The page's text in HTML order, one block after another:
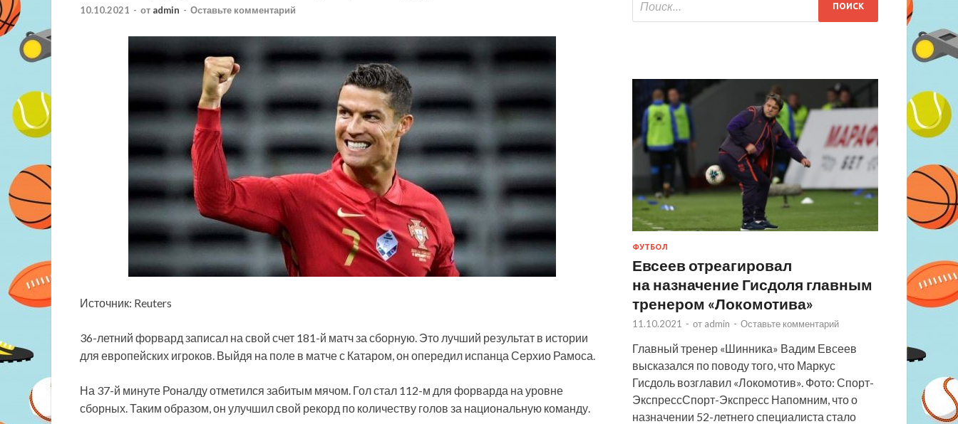
10.10.2021 - от admin - Оставьте комментарий
Источник: Reuters
36-летний форвард записал на свой счет 181-й матч за сборную. Это лучший результат в истории
для европейских игроков. Выйдя на поле в матче с Катаром, он опередил испанца Серхио Рамоса.
На 37-й минуте Роналду отметился забитым мячом. Гол стал 112-м для форварда на уровне
сборных. Таким образом, он улучшил свой рекорд по количеству голов за национальную команду.
ФУТБОЛ
Евсеев отреагировал
на назначение Гисдоля главным
тренером «Локомотива»
11.10.2021 - от admin - Оставьте комментарий
Главный тренер «Шинника» Вадим Евсеев
высказался по поводу того, что Маркус
Гисдоль возглавил «Локомотив». Фото: Спорт-
ЭкспрессСпорт-Экспресс Напомним, что о
назначении 52-летнего специалиста стало